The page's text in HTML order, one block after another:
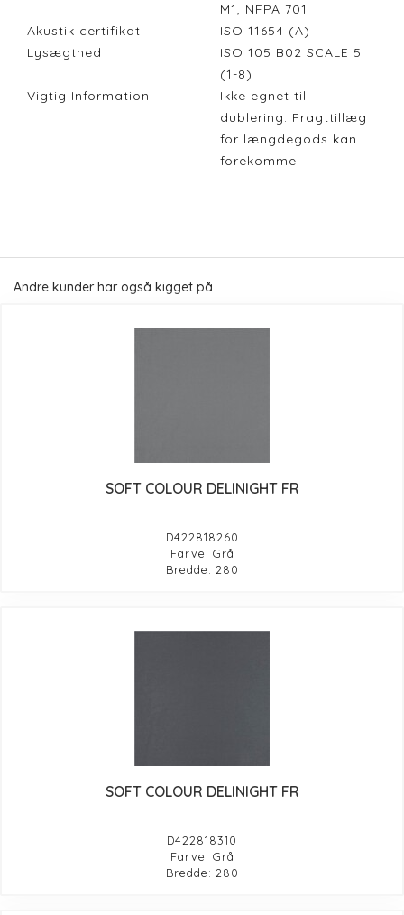
M1, NFPA 701
Akustik certifikat
ISO 11654 (A)
Lysægthed
ISO 105 B02 SCALE 5
(1-8)
Vigtig Information
Ikke egnet til
dublering. Fragttillæg
for længdegods kan
forekomme.
Andre kunder har også kigget på
SOFT COLOUR DELINIGHT FR
D422818260
Farve: Grå
Bredde: 280
SOFT COLOUR DELINIGHT FR
D422818310
Farve: Grå
Bredde: 280